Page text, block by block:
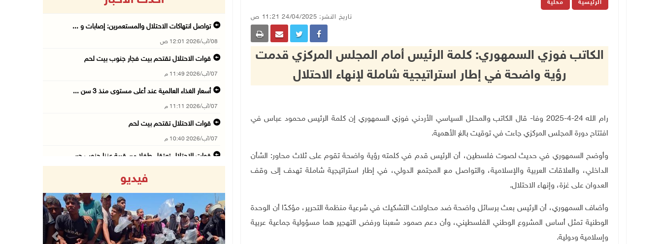
الرئيسية محلية
تاريخ النشر: 24/04/2025 11:21 ص
الكاتب فوزي السمهوري: كلمة الرئيس أمام المجلس المركزي قدمت
رؤية واضحة في إطار استراتيجية شاملة لإنهاء الاحتلال
رام الله 24-4-2025 وفا- قال الكاتب والمحلل السياسي الأردني فوزي السمهوري إن كلمة الرئيس محمود عباس في
افتتاح دورة المجلس المركزي جاءت في توقيت بالغ الأهمية.
وأوضح السمهوري في حديث لصوت فلسطين، أن الرئيس قدم في كلمته رؤية واضحة تقوم على ثلاث محاور: الشأن
الداخلي، والعلاقات العربية والإسلامية، والتواصل مع المجتمع الدولي، في إطار استراتيجية شاملة تهدف إلى وقف
العدوان على غزة، وإنهاء الاحتلال.
وأضاف السمهوري، أن الرئيس بعث برسائل واضحة ضد محاولات التشكيك في شرعية منظمة التحرير، مؤكدًا أن الوحدة
الوطنية تمثل أساس المشروع الوطني الفلسطيني، وأن دعم صمود شعبنا ورفض التهجير هما مسؤولية جماعية عربية
وإسلامية ودولية.
تواصل انتهاكات الاحتلال والمستعمرين: إصابات و ...
08/آب/2026 12:01 ص
قوات الاحتلال تقتحم بيت فجار جنوب بيت لحم
07/آب/2026 11:49 م
أسعار الغذاء العالمية عند أعلى مستوى منذ 3 سن ...
07/آب/2026 11:11 م
قوات الاحتلال تقتحم بيت لحم
07/آب/2026 10:40 م
قوات الاحتلال تعتقل طفلا من قرية عنزا جنوب جن ...
07/آب/2026 10:15 م
الاحتلال يعيق تنقل المواطنين ويقتحم بلدات شرق ...
07/آب/2026 08:52 م
فيديو
Previous Next